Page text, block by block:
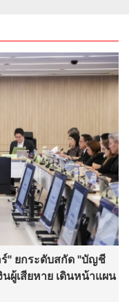
ร์" ยกระดับสกัด "บัญชี
ผู้เสียหาย เดินหน้าแผน